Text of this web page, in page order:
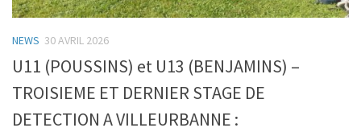
NEWS 30 AVRIL 2026
U11 (POUSSINS) et U13 (BENJAMINS) –
TROISIEME ET DERNIER STAGE DE
DETECTION A VILLEURBANNE :